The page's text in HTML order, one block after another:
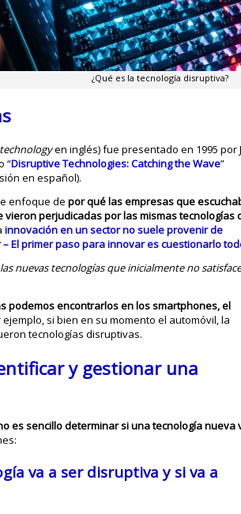
¿Qué es la tecnología disruptiva?
en inglés) fue presentado en 1995 por
“Disruptive Technologies: Catching the Wave”
en español).
enfoque depor qué las empresas que
vieron perjudicadas por las mismas tecnologías
innovación en un sector no suele provenir de
El primer paso para innovar es cuestionarlo
nuevas tecnologías que inicialmente no
podemos encontrarlos en los smartphones, el
ejemplo, si bien en su momento el automóvil, la
tecnologías disruptivas.
y gestionar una
es sencillo determinar si una tecnología
va a ser disruptiva y si va a